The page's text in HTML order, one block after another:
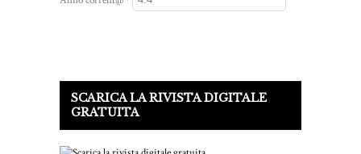
SCARICA LA RIVISTA DIGITALE
GRATUITA